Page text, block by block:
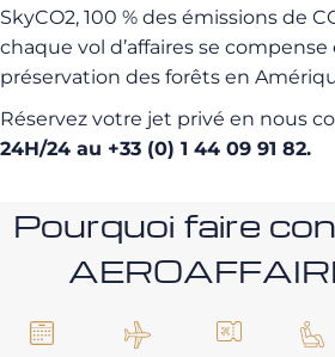
SkyCO2, 100 % des émissions de
chaque vol d’affaires se
préservation des forêts en
Réservez votre jet privé en nous
24H/24 au +33 (0) 1 44 09 91 82.
Pourquoi faire